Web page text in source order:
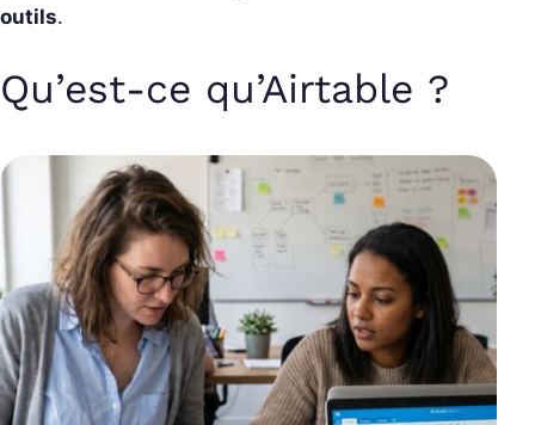
outils.
Qu’est-ce qu’Airtable ?